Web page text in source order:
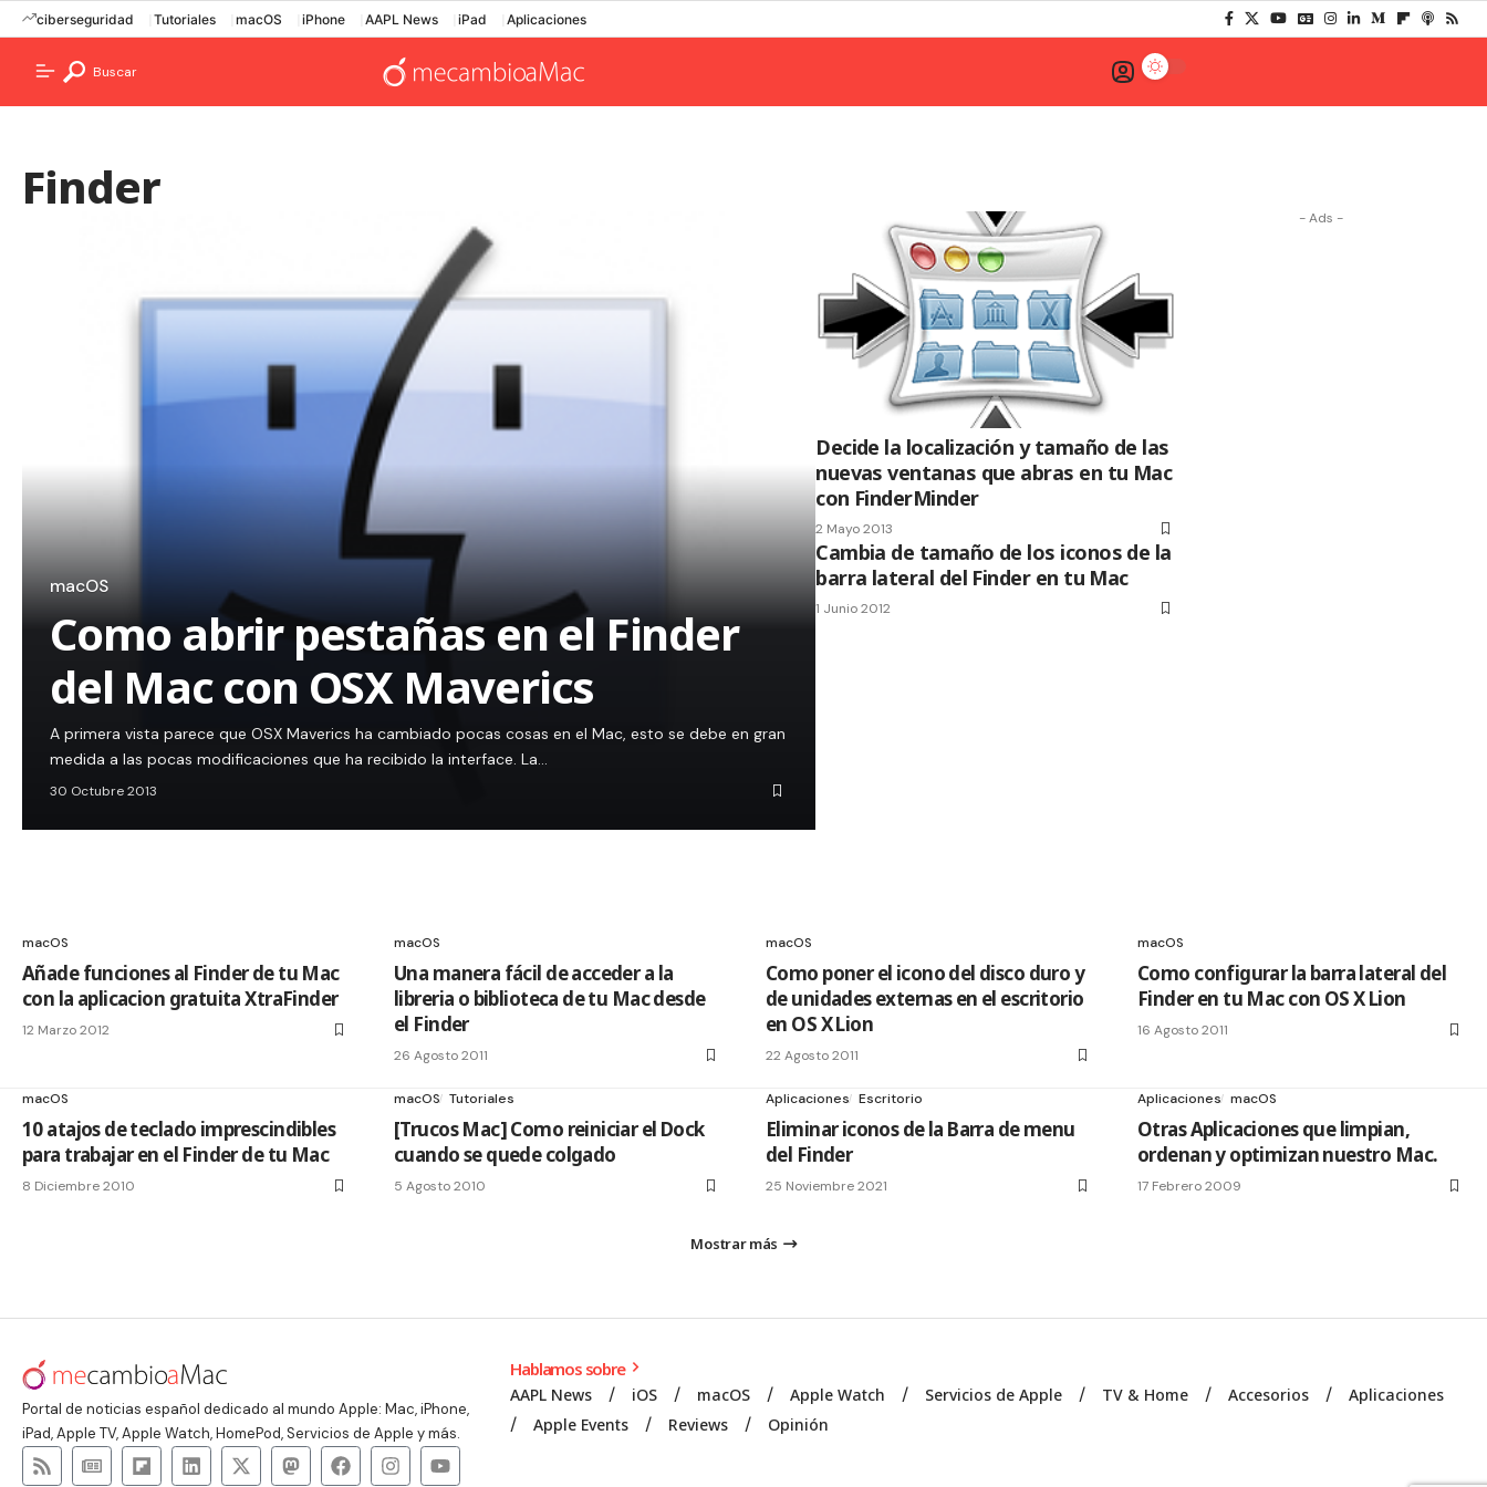
ciberseguridad Tutoriales macOS iPhone AAPL News iPad Aplicaciones
Buscar
Finder
macOS
Como abrir pestañas en el Finder
del Mac con OSX Maverics
A primera vista parece que OSX Maverics ha cambiado pocas cosas en el Mac, esto se debe en gran
medida a las pocas modificaciones que ha recibido la interface. La…
30 Octubre 2013
Decide la localización y tamaño de las
nuevas ventanas que abras en tu Mac
con FinderMinder
2 Mayo 2013
Cambia de tamaño de los iconos de la
barra lateral del Finder en tu Mac
1 Junio 2012
- Ads -
macOS
Añade funciones al Finder de tu Mac
con la aplicacion gratuita XtraFinder
12 Marzo 2012
macOS
Una manera fácil de acceder a la
libreria o biblioteca de tu Mac desde
el Finder
26 Agosto 2011
macOS
Como poner el icono del disco duro y
de unidades externas en el escritorio
en OS X Lion
22 Agosto 2011
macOS
Como configurar la barra lateral del
Finder en tu Mac con OS X Lion
16 Agosto 2011
macOS
10 atajos de teclado imprescindibles
para trabajar en el Finder de tu Mac
8 Diciembre 2010
macOS Tutoriales
[Trucos Mac] Como reiniciar el Dock
cuando se quede colgado
5 Agosto 2010
Aplicaciones Escritorio
Eliminar iconos de la Barra de menu
del Finder
25 Noviembre 2021
Aplicaciones macOS
Otras Aplicaciones que limpian,
ordenan y optimizan nuestro Mac.
17 Febrero 2009
Mostrar más
Portal de noticias español dedicado al mundo Apple: Mac, iPhone,
iPad, Apple TV, Apple Watch, HomePod, Servicios de Apple y más.
Hablamos sobre
AAPL News iOS macOS Apple Watch Servicios de Apple TV & Home Accesorios
Aplicaciones
Apple Events
Reviews Opinión